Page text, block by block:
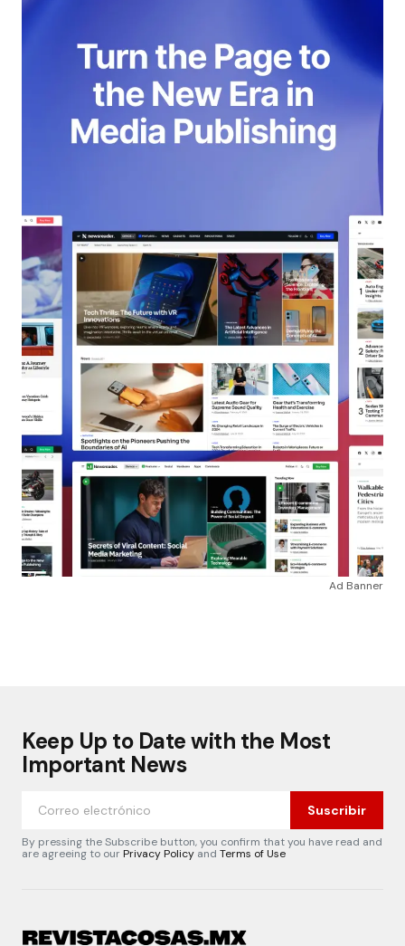
Ad Banner
Keep Up to Date with the Most
Important News
Suscribir
By pressing the Subscribe button, you confirm that you have read and
are agreeing to ourPrivacy Policy and Terms of Use